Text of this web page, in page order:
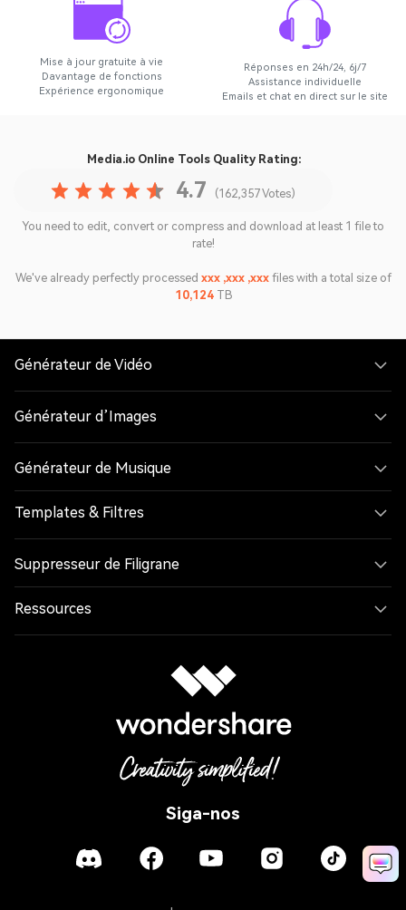
Mise à jour gratuite à vie
Davantage de fonctions
Expérience ergonomique
Réponses en 24h/24, 6j/7
Assistance individuelle
Emails et chat en direct sur le site
Media.io Online ToolsQuality Rating:
4.7 (162,357 Votes)
You need to edit, convert or compress and download at least 1 file to
rate!
We've already perfectly processed xxx ,xxx ,xxxfiles with a total size of
10,124TB
Siga-nos
Générateur de Vidéo
Générateur d’Images
Générateur de Musique
Templates & Filtres
Suppresseur de Filigrane
Ressources